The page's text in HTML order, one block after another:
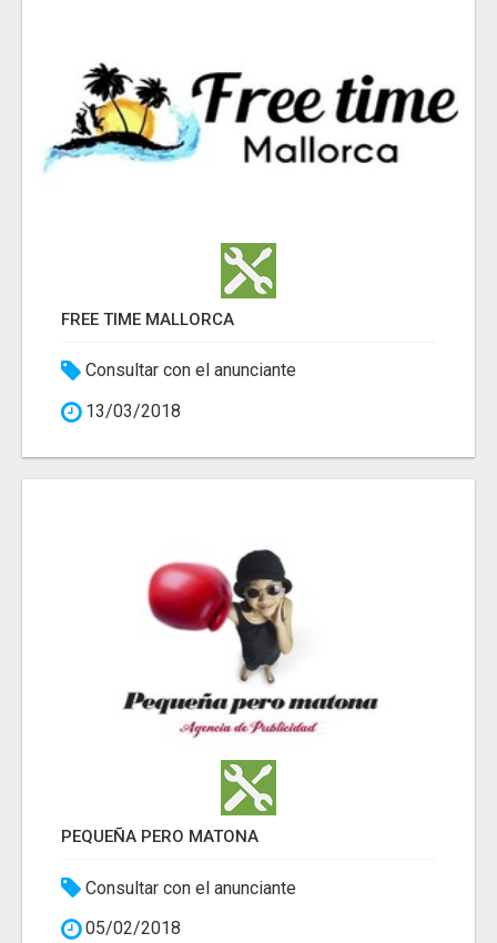
FREE TIME MALLORCA
Consultar con el anunciante
13/03/2018
PEQUEÑA PERO MATONA
Consultar con el anunciante
05/02/2018